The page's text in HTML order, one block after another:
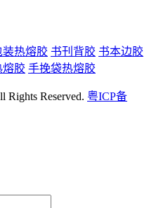
装热熔胶 书刊背胶 书本边胶
熔胶 手挽袋热熔胶
Reserved. 粤ICP备